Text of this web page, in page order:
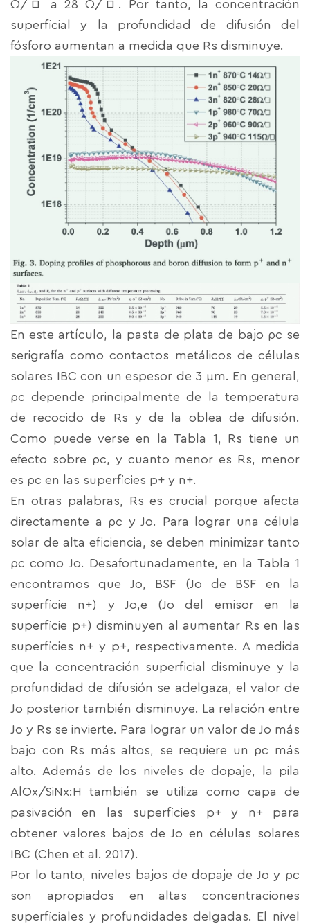
Ω/□ a 28 Ω/□. Por tanto, la concentración
superficial y la profundidad de difusión del
fósforo aumentan a medida que Rs disminuye.
En este artículo, la pasta de plata de bajo ρc se
serigrafía como contactos metálicos de células
solares IBC con un espesor de 3 μm. En general,
ρc depende principalmente de la temperatura
de recocido de Rs y de la oblea de difusión.
Como puede verse en la Tabla 1, Rs tiene un
efecto sobre ρc, y cuanto menor es Rs, menor
es ρc en las superficies p+ y n+.
En otras palabras, Rs es crucial porque afecta
directamente a ρc y Jo. Para lograr una célula
solar de alta eficiencia, se deben minimizar tanto
ρc como Jo. Desafortunadamente, en la Tabla 1
encontramos que Jo, BSF (Jo de BSF en la
superficie n+) y Jo,e (Jo del emisor en la
superficie p+) disminuyen al aumentar Rs en las
superficies n+ y p+, respectivamente. A medida
que la concentración superficial disminuye y la
profundidad de difusión se adelgaza, el valor de
Jo posterior también disminuye. La relación entre
Jo y Rs se invierte. Para lograr un valor de Jo más
bajo con Rs más altos, se requiere un ρc más
alto. Además de los niveles de dopaje, la pila
AlOx/SiNx:H también se utiliza como capa de
pasivación en las superficies p+ y n+ para
obtener valores bajos de Jo en células solares
IBC (Chen et al. 2017).
Por lo tanto, niveles bajos de dopaje de Jo y ρc
son apropiados en altas concentraciones
superficiales y profundidades delgadas. El nivel